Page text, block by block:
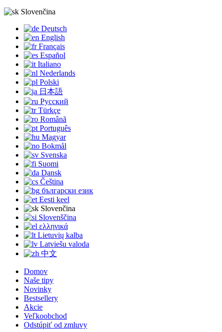
Slovenčina
Deutsch
English
Français
Español
Italiano
Nederlands
Polski
日本語
Русский
Türkçe
Română
Português
Magyar
Bokmål
Svenska
Suomi
Dansk
Čeština
български език
Eesti keel
Slovenčina
Slovenščina
ελληνικά
Lietuvių kalba
Latviešu valoda
中文
Domov
Naše tipy
Novinky
Bestsellery
Akcie
Veľkoobchod
Odstúpiť od zmluvy